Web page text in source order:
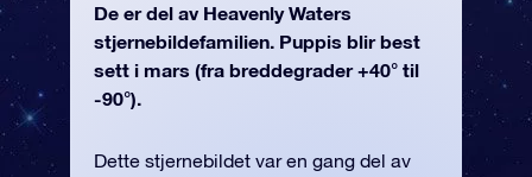
De er del av Heavenly Waters
stjernebildefamilien. Puppis blir best
sett i mars (fra breddegrader +40° til
-90°).
Dette stjernebildet var en gang del av